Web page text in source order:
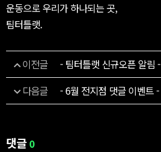
운동으로 우리가 하나되는 곳,
팀터틀랫.
이전글 - 팀터틀랫 신규오픈 알림 -
다음글
- 6월 전지점 댓글 이벤트 -
댓글 0